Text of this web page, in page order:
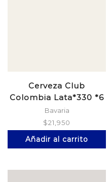
Cerveza Club
Colombia Lata*330 *6
Bavaria
$21,950
Añadir al carrito